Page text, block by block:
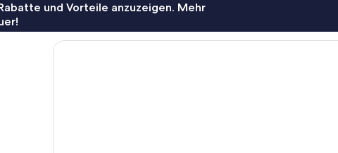
und Vorteile anzuzeigen. Mehr